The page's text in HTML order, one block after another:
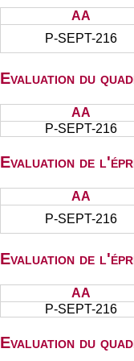
AA
P-SEPT-216
Evaluation du
AA
P-SEPT-216
Evaluation de
AA
P-SEPT-216
Evaluation de
AA
P-SEPT-216
Evaluation du